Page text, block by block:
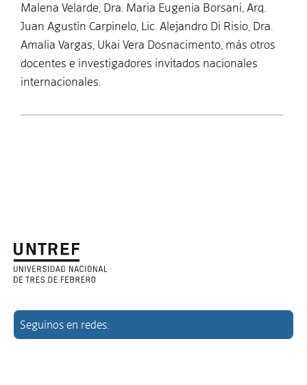
Malena Velarde, Dra. Maria Eugenia Borsani, Arq.
Juan Agustín Carpinelo, Lic. Alejandro Di Risio, Dra.
Amalia Vargas, Ukai Vera Dosnacimento, más otros
docentes e investigadores invitados nacionales
internacionales.
Seguinos en redes: